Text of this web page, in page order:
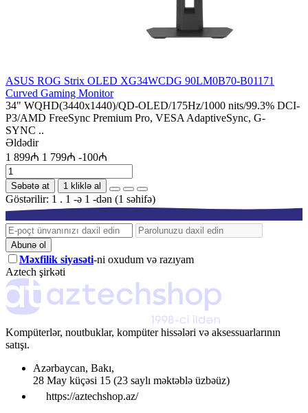
ASUS ROG Strix OLED XG34WCDG 90LM0B70-B01171
Curved Gaming Monitor
34" WQHD(3440x1440)/QD-OLED/175Hz/1000 nits/99.3% DCI-
P3/AMD FreeSync Premium Pro, VESA AdaptiveSync, G-
SYNC ..
Əldədir
1 899₼ 1 799₼ -100₼
Səbətə at 1 kliklə al
Göstərilir: 1 . 1 -ə 1 -dən (1 səhifə)
Abunə ol
Məxfilik siyasəti-ni oxudum və razıyam
Aztech şirkəti
Kompüterlər, noutbuklar, kompüter hissələri və aksessuarlarının
satışı.
Azərbaycan, Bakı,
28 May küçəsi 15 (23 saylı məktəblə üzbəüz)
https://aztechshop.az/